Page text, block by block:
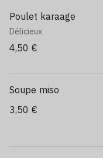
Poulet karaage
Délicieux
4,50 €
Soupe miso
3,50 €